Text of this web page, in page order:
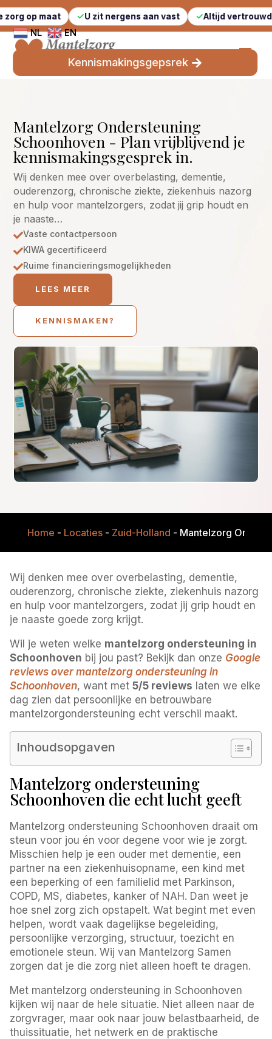
U zit nergens aan vast Altijd vertrouwde
NL EN
Kennismakingsgepsrek
Mantelzorg Ondersteuning
Schoonhoven - Plan vrijblijvend je
kennismakingsgesprek in.
Wij denken mee over overbelasting, dementie,
ouderenzorg, chronische ziekte, ziekenhuis nazorg
en hulp voor mantelzorgers, zodat jij grip houdt en
je naaste…
Vaste contactpersoon
KIWA gecertificeerd
Ruime financieringsmogelijkheden
LEES MEER
KENNISMAKEN?
Home - Locaties- Zuid-Holland - Mantelzorg
Wij denken mee over overbelasting, dementie,
ouderenzorg, chronische ziekte, ziekenhuis nazorg
en hulp voor mantelzorgers, zodat jij grip houdt en
je naaste goede zorg krijgt.
Wil je weten welke mantelzorg ondersteuning in
Schoonhoven bij jou past? Bekijk dan onze Google
reviews over mantelzorg ondersteuning in
Schoonhoven, want met5/5 reviews laten we elke
dag zien dat persoonlijke en betrouwbare
mantelzorgondersteuning echt verschil maakt.
Inhoudsopgaven
Mantelzorg ondersteuning
Schoonhoven die echt lucht geeft
Mantelzorg ondersteuning Schoonhoven draait om
steun voor jou én voor degene voor wie je zorgt.
Misschien help je een ouder met dementie, een
partner na een ziekenhuisopname, een kind met
een beperking of een familielid met Parkinson,
COPD, MS, diabetes, kanker of NAH. Dan weet je
hoe snel zorg zich opstapelt. Wat begint met even
helpen, wordt vaak dagelijkse begeleiding,
persoonlijke verzorging, structuur, toezicht en
emotionele steun. Wij van Mantelzorg Samen
zorgen dat je die zorg niet alleen hoeft te dragen.
Met mantelzorg ondersteuning in Schoonhoven
kijken wij naar de hele situatie. Niet alleen naar de
zorgvrager, maar ook naar jouw belastbaarheid, de
thuissituatie, het netwerk en de praktische